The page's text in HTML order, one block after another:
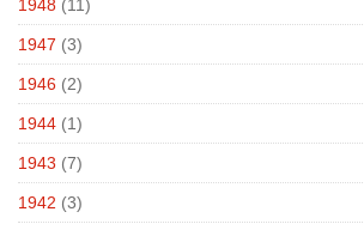
1948 (11)
1947 (3)
1946 (2)
1944 (1)
1943 (7)
1942 (3)